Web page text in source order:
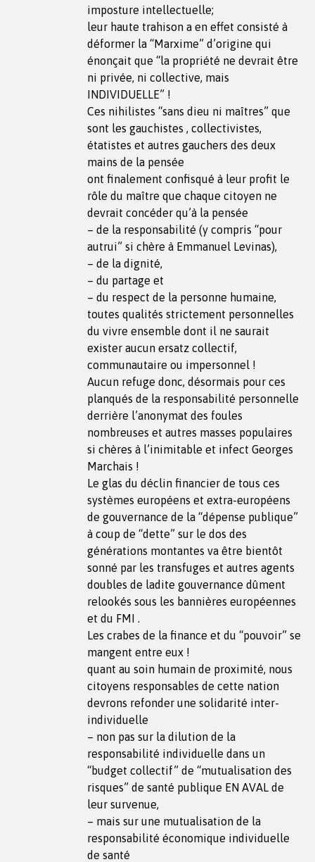
imposture intellectuelle;
leur haute trahison a en effet consisté à
déformer la “Marxime” d’origine qui
énonçait que “la propriété ne devrait être
ni privée, ni collective, mais
INDIVIDUELLE” !
Ces nihilistes “sans dieu ni maîtres” que
sont les gauchistes , collectivistes,
étatistes et autres gauchers des deux
mains de la pensée
ont finalement confisqué à leur profit le
rôle du maître que chaque citoyen ne
devrait concéder qu’à la pensée
– de la responsabilité (y compris “pour
autrui” si chère à Emmanuel Levinas),
– de la dignité,
– du partage et
– du respect de la personne humaine,
toutes qualités strictement personnelles
du vivre ensemble dont il ne saurait
exister aucun ersatz collectif,
communautaire ou impersonnel !
Aucun refuge donc, désormais pour ces
planqués de la responsabilité personnelle
derrière l’anonymat des foules
nombreuses et autres masses populaires
si chères à l’inimitable et infect Georges
Marchais !
Le glas du déclin financier de tous ces
systèmes européens et extra-européens
de gouvernance de la “dépense publique”
à coup de “dette” sur le dos des
générations montantes va être bientôt
sonné par les transfuges et autres agents
doubles de ladite gouvernance dûment
relookés sous les bannières européennes
et du FMI .
Les crabes de la finance et du “pouvoir” se
mangent entre eux !
quant au soin humain de proximité, nous
citoyens responsables de cette nation
devrons refonder une solidarité inter-
individuelle
– non pas sur la dilution de la
responsabilité individuelle dans un
“budget collectif” de “mutualisation des
risques” de santé publique EN AVAL de
leur survenue,
– mais sur une mutualisation de la
responsabilité économique individuelle
de santé